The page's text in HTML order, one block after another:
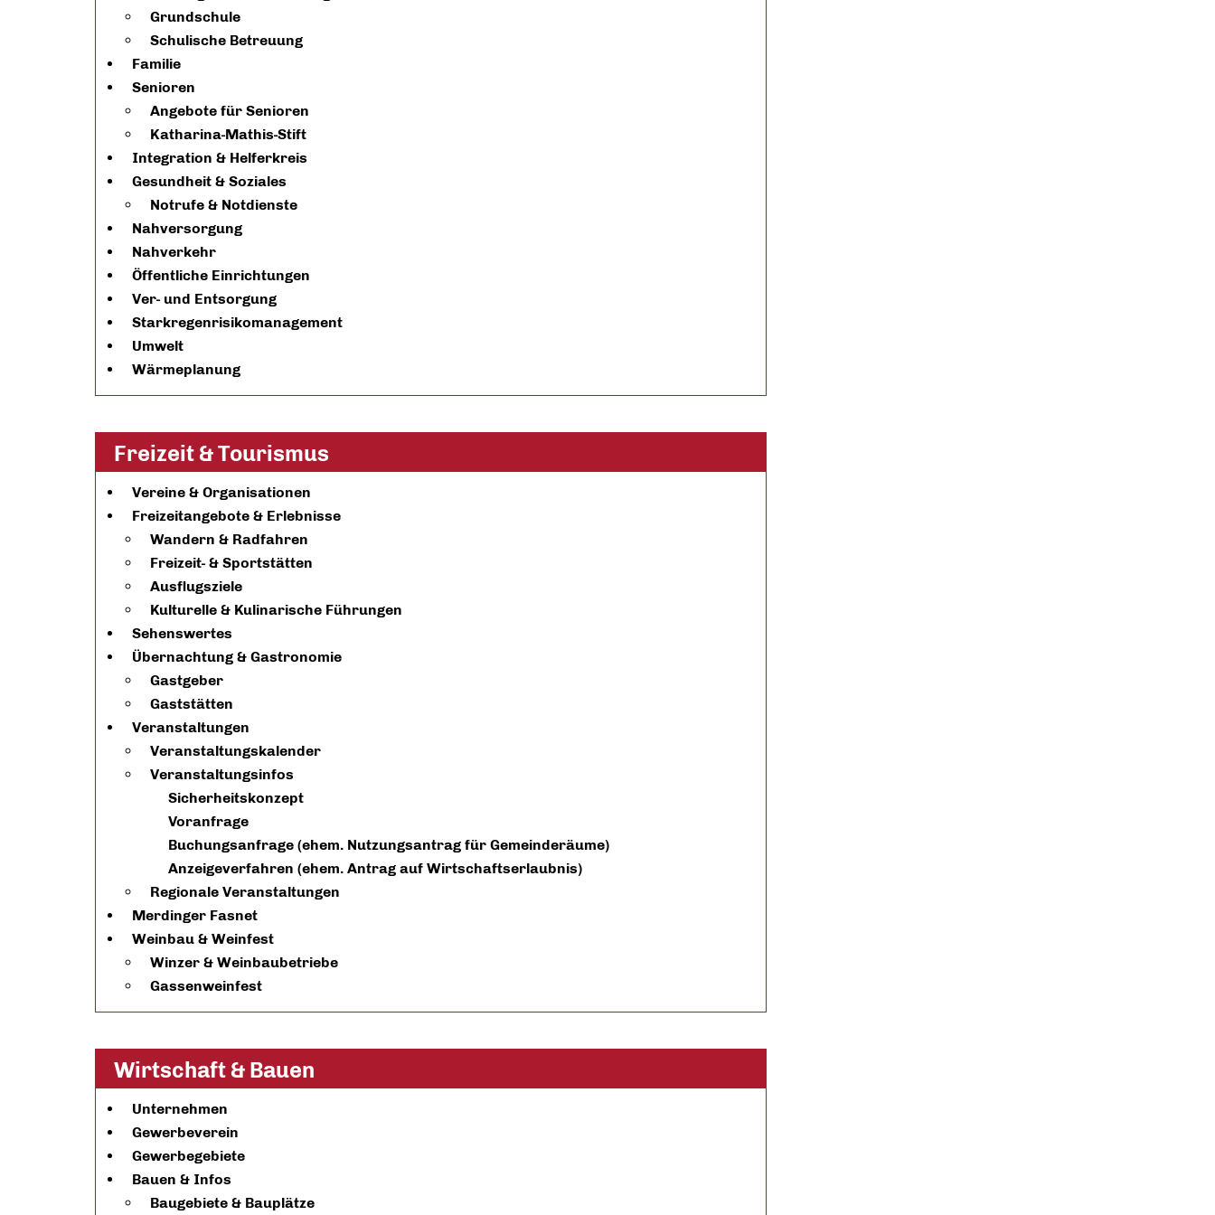
Grundschule
Schulische Betreuung
Familie
Senioren
Angebote für Senioren
Katharina-Mathis-Stift
Integration & Helferkreis
Gesundheit & Soziales
Notrufe & Notdienste
Nahversorgung
Nahverkehr
Öffentliche Einrichtungen
Ver- und Entsorgung
Starkregenrisikomanagement
Umwelt
Wärmeplanung
Freizeit & Tourismus
Vereine & Organisationen
Freizeitangebote & Erlebnisse
Wandern & Radfahren
Freizeit- & Sportstätten
Ausflugsziele
Kulturelle & Kulinarische Führungen
Sehenswertes
Übernachtung & Gastronomie
Gastgeber
Gaststätten
Veranstaltungen
Veranstaltungskalender
Veranstaltungsinfos
Sicherheitskonzept
Voranfrage
Buchungsanfrage (ehem. Nutzungsantrag für Gemeinderäume)
Anzeigeverfahren (ehem. Antrag auf Wirtschaftserlaubnis)
Regionale Veranstaltungen
Merdinger Fasnet
Weinbau & Weinfest
Winzer & Weinbaubetriebe
Gassenweinfest
Wirtschaft & Bauen
Unternehmen
Gewerbeverein
Gewerbegebiete
Bauen & Infos
Baugebiete & Bauplätze